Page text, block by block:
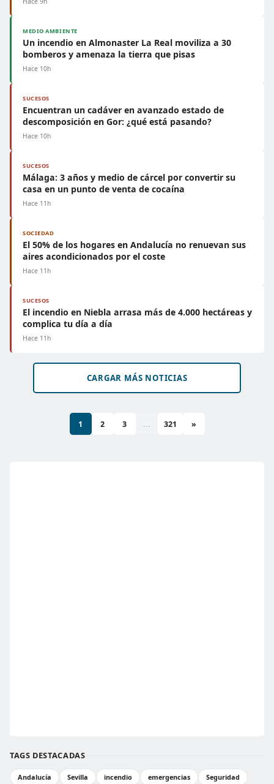
MEDIO AMBIENTE
Un incendio en Almonaster La Real moviliza a 30
bomberos y amenaza la tierra que pisas
Hace 10h
SUCESOS
Encuentran un cadáver en avanzado estado de
descomposición en Gor: ¿qué está pasando?
Hace 10h
SUCESOS
Málaga: 3 años y medio de cárcel por convertir su
casa en un punto de venta de cocaína
Hace 11h
SOCIEDAD
El 50% de los hogares en Andalucía no renuevan sus
aires acondicionados por el coste
Hace 11h
SUCESOS
El incendio en Niebla arrasa más de 4.000 hectáreas y
complica tu día a día
Hace 11h
CARGAR MÁS NOTICIAS
1 2 3 ... 321 »
TAGS DESTACADAS
Andalucía Sevilla incendio emergencias
Seguridad